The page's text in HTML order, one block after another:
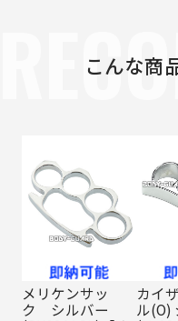
こんな商
メリケンサッ
ク シルバー
カイ
ル